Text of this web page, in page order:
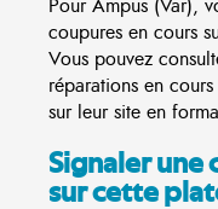
Pour Ampus (Var),
coupures en cours
Vous pouvez
réparations en
sur leur site en
Signaler une
sur cette